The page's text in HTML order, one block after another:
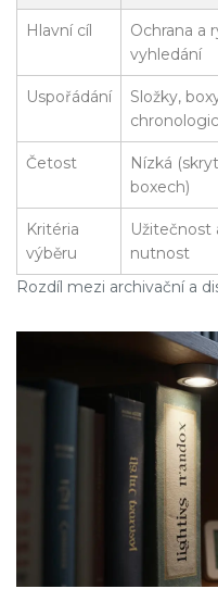
Rozdíl mezi archivační a
Hlavní cíl
Ochrana a
vyhledání
Uspořádání
Složky,
Četost
Nízká
boxech)
Kritéria
výběru
Užitečnost
nutnost